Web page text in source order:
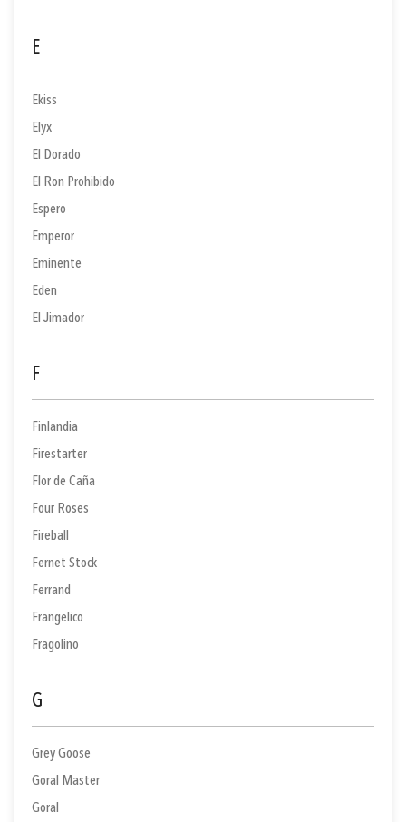
E
Ekiss
Elyx
El Dorado
El Ron Prohibido
Espero
Emperor
Eminente
Eden
El Jimador
F
Finlandia
Firestarter
Flor de Caña
Four Roses
Fireball
Fernet Stock
Ferrand
Frangelico
Fragolino
G
Grey Goose
Goral Master
Goral